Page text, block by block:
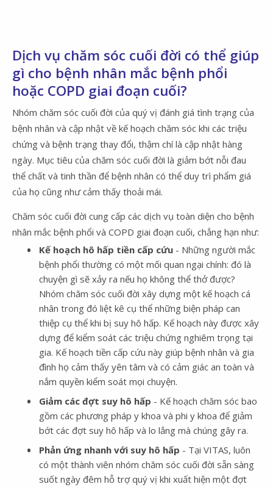
Dịch vụ chăm sóc cuối đời có thể giúp
gì cho bệnh nhân mắc bệnh phổi
hoặc COPD giai đoạn cuối?
Nhóm chăm sóc cuối đời của quý vị đánh giá tình trạng của
bệnh nhân và cập nhật về kế hoạch chăm sóc khi các triệu
chứng và bệnh trạng thay đổi, thậm chí là cập nhật hàng
ngày. Mục tiêu của chăm sóc cuối đời là giảm bớt nỗi đau
thể chất và tinh thần để bệnh nhân có thể duy trì phẩm giá
của họ cũng như cảm thấy thoải mái.
Chăm sóc cuối đời cung cấp các dịch vụ toàn diện cho bệnh
nhân mắc bệnh phổi và COPD giai đoạn cuối, chẳng hạn như:
Kế hoạch hô hấp tiền cấp cứu - Những người mắc
bệnh phổi thường có một mối quan ngại chính: đó là
chuyện gì sẽ xảy ra nếu họ không thể thở được?
Nhóm chăm sóc cuối đời xây dựng một kế hoạch cá
nhân trong đó liệt kê cụ thể những biện pháp can
thiệp cụ thể khi bị suy hô hấp. Kế hoạch này được xây
dựng để kiểm soát các triệu chứng nghiêm trọng tại
gia. Kế hoạch tiền cấp cứu này giúp bệnh nhân và gia
đình họ cảm thấy yên tâm và có cảm giác an toàn và
nắm quyền kiểm soát mọi chuyện.
Giảm các đợt suy hô hấp - Kế hoạch chăm sóc bao
gồm các phương pháp y khoa và phi y khoa để giảm
bớt các đợt suy hô hấp và lo lắng mà chúng gây ra.
Phản ứng nhanh với suy hô hấp - Tại VITAS, luôn
có một thành viên nhóm chăm sóc cuối đời sẵn sàng
suốt ngày đêm hỗ trợ quý vị khi xuất hiện một đợt